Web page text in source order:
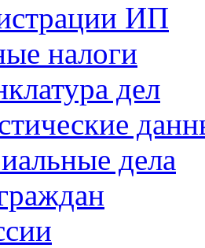
ИП
налоги
дел
дела